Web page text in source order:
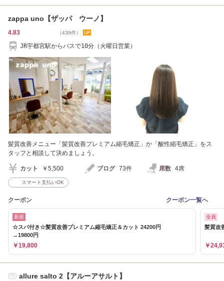
zappa uno【ザッパ ウーノ】
4.83 （439件）
JR宇都宮駅からバスで10分（火曜日営業）
髪質改善メニュー「髪質改善プレミアム縮毛矯正」か「酸性縮毛矯正」をス
タッフと相談して決めましょう。
カット ￥5,500 ブログ 73件 席数 4席
スマート支払いOK
クーポン クーポン一覧へ
新規
☆スパ付き☆髪質改善プレミアム縮毛矯正＆カット 24200円
→19800円
￥19,800
全員
髪質改
￥
PR allure salto 2【アルーアサルト】